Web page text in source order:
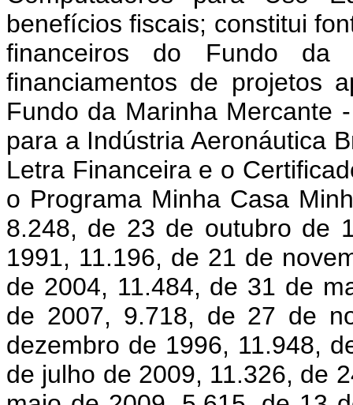
benefícios fiscais; constitui
financeiros do Fundo da
financiamentos de projetos
Fundo da Marinha Mercante
para a Indústria Aeronáutica
Letra Financeira e o
o Programa Minha Casa
8.248, de 23 de outubro de
1991, 11.196, de 21 de
de 2004, 11.484, de 31 de
de 2007, 9.718, de 27 de
dezembro de 1996, 11.948,
de julho de 2009, 11.326, de